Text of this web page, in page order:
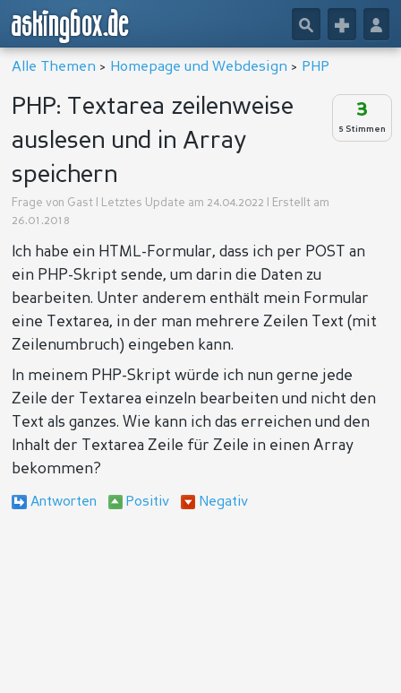
askingbox.de 👤
+
🔎
Alle Themen > Homepage und Webdesign > PHP
3
5 Stimmen
PHP: Textarea zeilenweise
auslesen und in Array
speichern
Frage von Gast | Letztes Update am 24.04.2022 | Erstellt am
26.01.2018
Ich habe ein HTML-Formular, dass ich per POST an
ein PHP-Skript sende, um darin die Daten zu
bearbeiten. Unter anderem enthält mein Formular
eine Textarea, in der man mehrere Zeilen Text (mit
Zeilenumbruch) eingeben kann.
In meinem PHP-Skript würde ich nun gerne jede
Zeile der Textarea einzeln bearbeiten und nicht den
Text als ganzes. Wie kann ich das erreichen und den
Inhalt der Textarea Zeile für Zeile in einen Array
bekommen?